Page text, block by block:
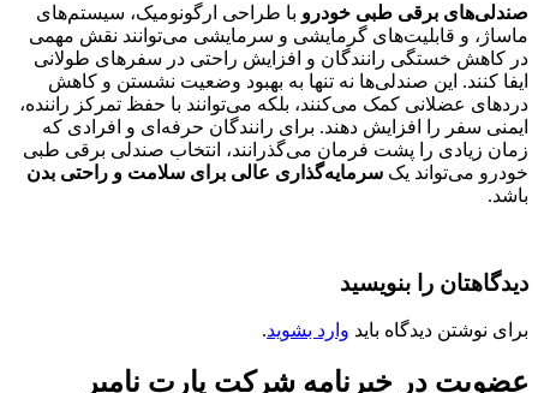
صندلی‌های برقی طبی خودرو با طراحی ارگونومیک، سیستم‌های
ماساژ، و قابلیت‌های گرمایشی و سرمایشی می‌توانند نقش مهمی
در کاهش خستگی رانندگان و افزایش راحتی در سفرهای طولانی
ایفا کنند. این صندلی‌ها نه تنها به بهبود وضعیت نشستن و کاهش
دردهای عضلانی کمک می‌کنند، بلکه می‌توانند با حفظ تمرکز راننده،
ایمنی سفر را افزایش دهند. برای رانندگان حرفه‌ای و افرادی که
زمان زیادی را پشت فرمان می‌گذرانند، انتخاب صندلی برقی طبی
خودرو می‌تواند یک سرمایه‌گذاری عالی برای سلامت و راحتی بدن
باشد.
دیدگاهتان را بنویسید
برای نوشتن دیدگاه باید وارد بشوید.
عضویت در خبرنامه شرکت پارت نامبر